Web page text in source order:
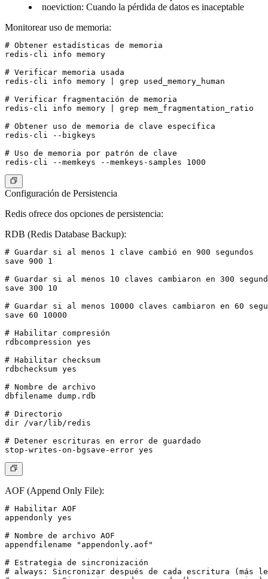
noeviction: Cuando la pérdida de datos es inaceptable
Monitorear uso de memoria:
# Obtener estadísticas de memoria
redis-cli info memory
# Verificar memoria usada
redis-cli info memory | grep used_memory_human
# Verificar fragmentación de memoria
redis-cli info memory | grep mem_fragmentation_ratio
# Obtener uso de memoria de clave específica
redis-cli --bigkeys
# Uso de memoria por patrón de clave
Configuración de Persistencia
Redis ofrece dos opciones de persistencia:
RDB (Redis Database Backup):
# Guardar si al menos 1 clave cambió en 900 segundos
save 900 1
# Guardar si al menos 10 claves cambiaron en 300
save 300 10
# Guardar si al menos 10000 claves cambiaron en 60
save 60 10000
# Habilitar compresión
rdbcompression yes
# Habilitar checksum
rdbchecksum yes
# Nombre de archivo
dbfilename dump.rdb
# Directorio
dir /var/lib/redis
# Detener escrituras en error de guardado
AOF (Append Only File):
# Habilitar AOF
appendonly yes
# Nombre de archivo AOF
appendfilename "appendonly.aof"
# Estrategia de sincronización
# always: Sincronizar después de cada escritura (más